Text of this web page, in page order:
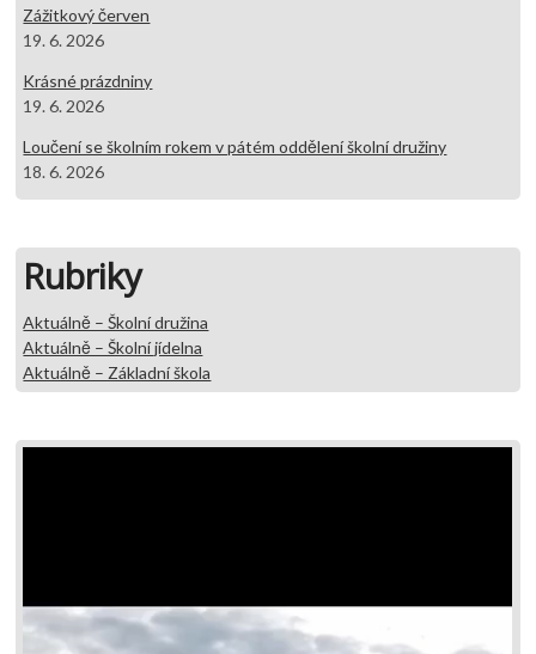
Zážitkový červen
19. 6. 2026
Krásné prázdniny
19. 6. 2026
Loučení se školním rokem v pátém oddělení školní družiny
18. 6. 2026
Rubriky
Aktuálně – Školní družina
Aktuálně – Školní jídelna
Aktuálně – Základní škola